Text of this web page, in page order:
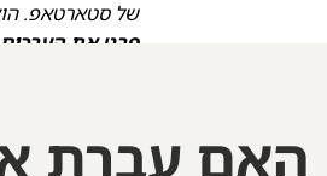
של סטארטאפ.
פרט את הערכים
האם עברת את